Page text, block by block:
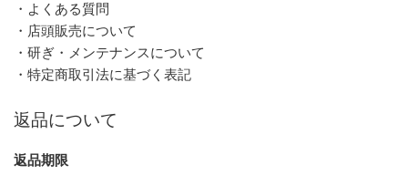
・よくある質問
・店頭販売について
・研ぎ・メンテナンスについて
・特定商取引法に基づく表記
返品について
返品期限